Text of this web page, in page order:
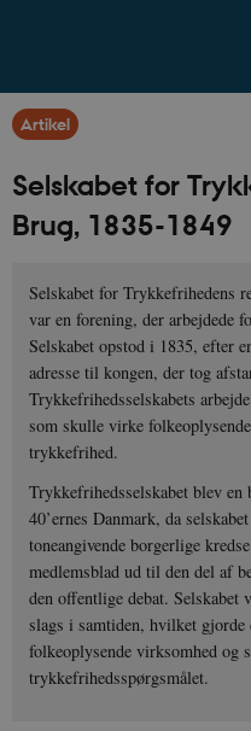
Artikel
Selskabet for
Brug, 1835-1849
Selskabet for Trykkefrihedens
var en forening, der arbejdede
Selskabet opstod i 1835, efter
adresse til kongen, der tog
Trykkefrihedsselskabets
som skulle virke
trykkefrihed.
Trykkefrihedsselskabet blev
40’ernes Danmark, da
toneangivende borgerlige
medlemsblad ud til den del af
den offentlige debat. Selskabet
slags i samtiden, hvilket
folkeoplysende virksomhed og
trykkefrihedsspørgsmålet.